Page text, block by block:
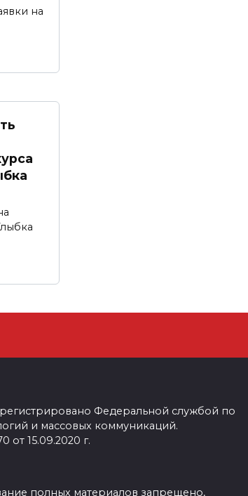
на
Федеральной службой по
и массовых коммуникаций.
15.09.2020 г.
полных материалов запрещено,